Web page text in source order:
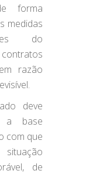
forma
medidas
do
razão
deve
a base
com que
de